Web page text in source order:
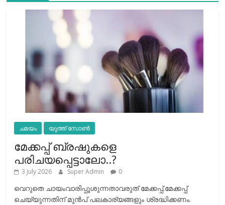
ചമയം യൂത്ത് സോൺ
മേക്കപ്പ് ബ്രഷുകളെ
പരിചയപ്പെട്ടാലോ..?
3 July 2026 Super Admin 0
വെറുതെ ചായംവാരിപ്പൂശുന്നതാവരുത് മേക്കപ്പ്.മേക്കപ്പ്
ചെയ്യുന്നതിന് മുന്‍പ് പലകാര്യങ്ങളും ശ്രദ്ധിക്കണം.